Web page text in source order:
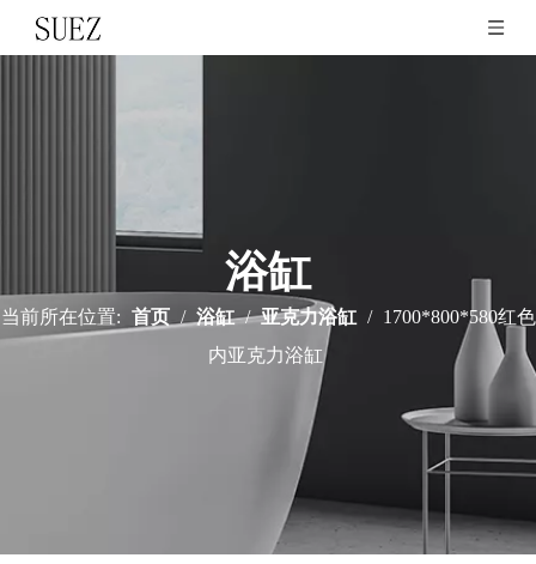
浴缸
当前所在位置: 首页 / 浴缸 / 亚克力浴缸 / 1700*800*580红色
内亚克力浴缸